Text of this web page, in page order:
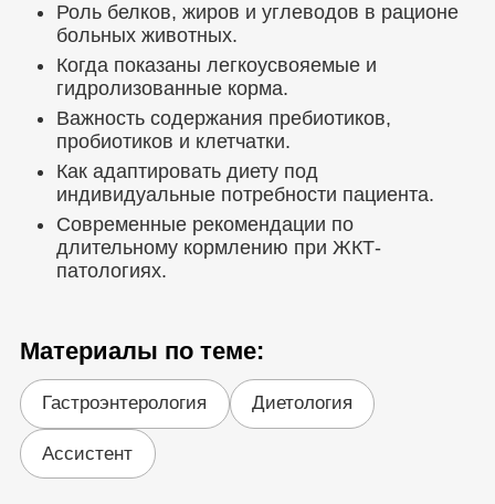
Роль белков, жиров и углеводов в рационе
больных животных.
Когда показаны легкоусвояемые и
гидролизованные корма.
Важность содержания пребиотиков,
пробиотиков и клетчатки.
Как адаптировать диету под
индивидуальные потребности пациента.
Современные рекомендации по
длительному кормлению при ЖКТ-
патологиях.
Материалы по теме:
Гастроэнтерология Диетология
Ассистент